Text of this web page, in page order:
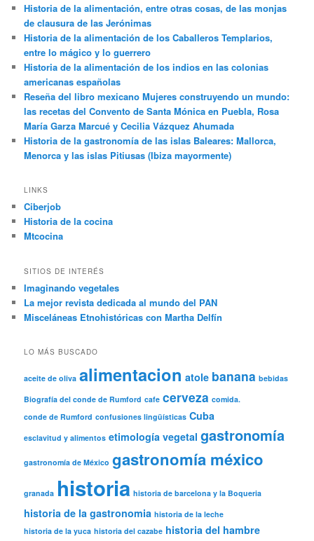
Historia de la alimentación, entre otras cosas, de las monjas
de clausura de las Jerónimas
Historia de la alimentación de los Caballeros Templarios,
entre lo mágico y lo guerrero
Historia de la alimentación de los indios en las colonias
americanas españolas
Reseña del libro mexicano Mujeres construyendo un mundo:
las recetas del Convento de Santa Mónica en Puebla, Rosa
María Garza Marcué y Cecilia Vázquez Ahumada
Historia de la gastronomía de las islas Baleares: Mallorca,
Menorca y las islas Pitiusas (Ibiza mayormente)
LINKS
Ciberjob
Historia de la cocina
Mtcocina
SITIOS DE INTERÉS
Imaginando vegetales
La mejor revista dedicada al mundo del PAN
Misceláneas Etnohistóricas con Martha Delfín
LO MÁS BUSCADO
aceite de oliva alimentacion atole banana bebidas
Biografía del conde de Rumford cafe cerveza comida.
conde de Rumford confusiones lingüísticas Cuba
esclavitud y alimentos etimología vegetal gastronomía
gastronomía de México gastronomía méxico
granada historia historia de barcelona y la Boqueria
historia de la gastronomia historia de la leche
historia de la yuca historia del cazabe historia del hambre